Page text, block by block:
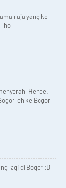
aja yang ke
lho
Hehee.
eh ke Bogor
lagi di Bogor :D